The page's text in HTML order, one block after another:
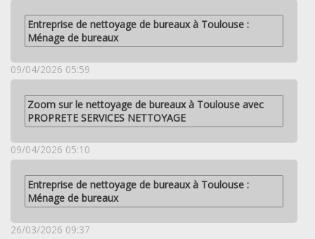
Entreprise de nettoyage de bureaux à Toulouse :
Ménage de bureaux
09/04/2026 05:59
Zoom sur le nettoyage de bureaux à Toulouse avec
PROPRETE SERVICES NETTOYAGE
09/04/2026 05:10
Entreprise de nettoyage de bureaux à Toulouse :
Ménage de bureaux
26/03/2026 09:37